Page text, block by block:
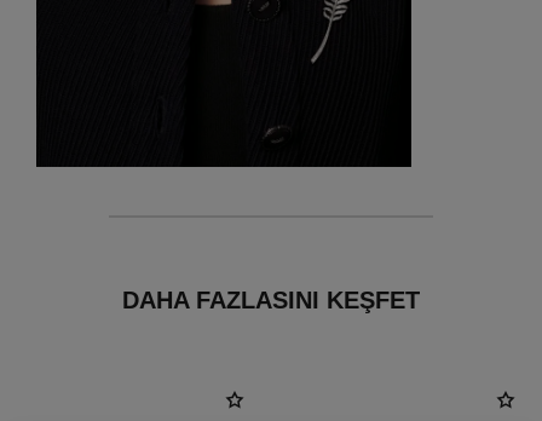
DAHA FAZLASINI KEŞFET